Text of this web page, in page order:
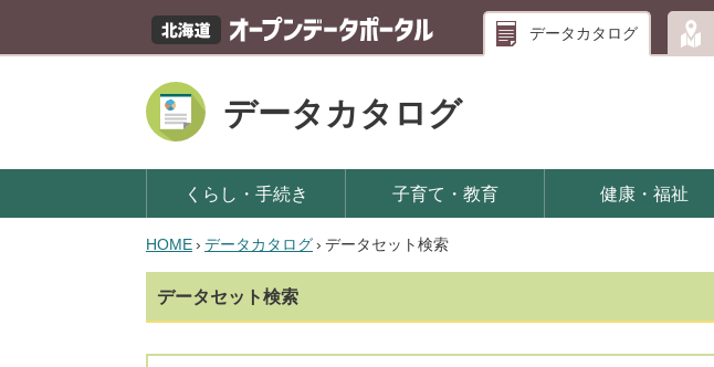
データカタログ
データカタログ
くらし・手続き 子育て・教育 健康・福祉
HOME› データカタログ› データセット検索
データセット検索